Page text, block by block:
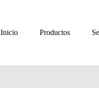
Inicio
Productos